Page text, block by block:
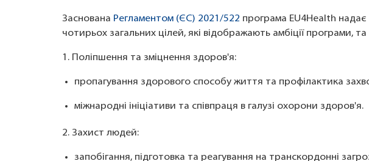
Заснована Регламентом (ЄС) 2021/522 програма EU4Health
чотирьох загальних цілей, які відображають амбіції програми,
1. Поліпшення та зміцнення здоров'я:
пропагування здорового способу життя та профілактика
міжнародні ініціативи та співпраця в галузі охорони здоров'я.
2. Захист людей:
запобігання, підготовка та реагування на транскордонні